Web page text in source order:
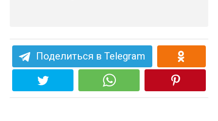
Поделиться в Telegram